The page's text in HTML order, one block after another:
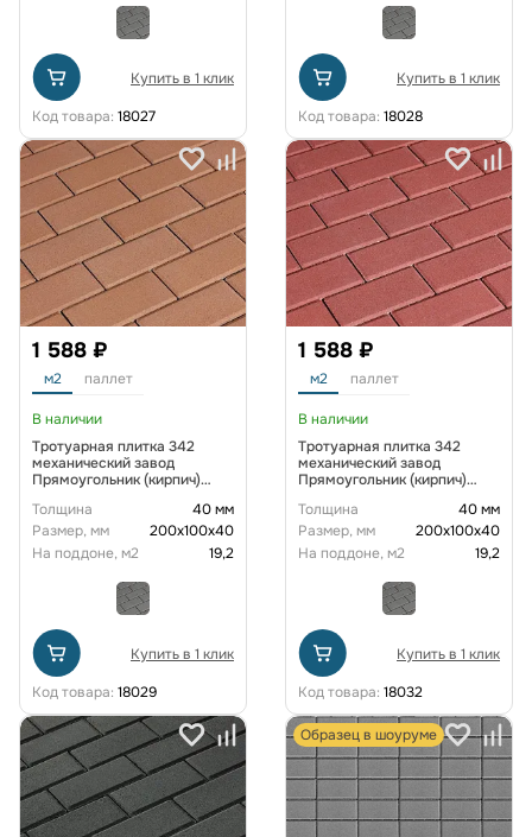
Купить в 1 клик
Код товара: 18027
Купить в 1 клик
Код товара: 18028
1 588 ₽
м2 паллет
В наличии
Тротуарная плитка 342
механический завод
Прямоугольник (кирпич)
Толщина
40 мм
Размер, мм
200х100х40
На поддоне, м2
19,2
Купить в 1 клик
Код товара: 18029
1 588 ₽
м2 паллет
В наличии
Тротуарная плитка 342
механический завод
Прямоугольник (кирпич)
красный
Толщина
40 мм
Размер, мм
200х100х40
На поддоне, м2
19,2
Купить в 1 клик
Код товара: 18032
Образец в шоуруме